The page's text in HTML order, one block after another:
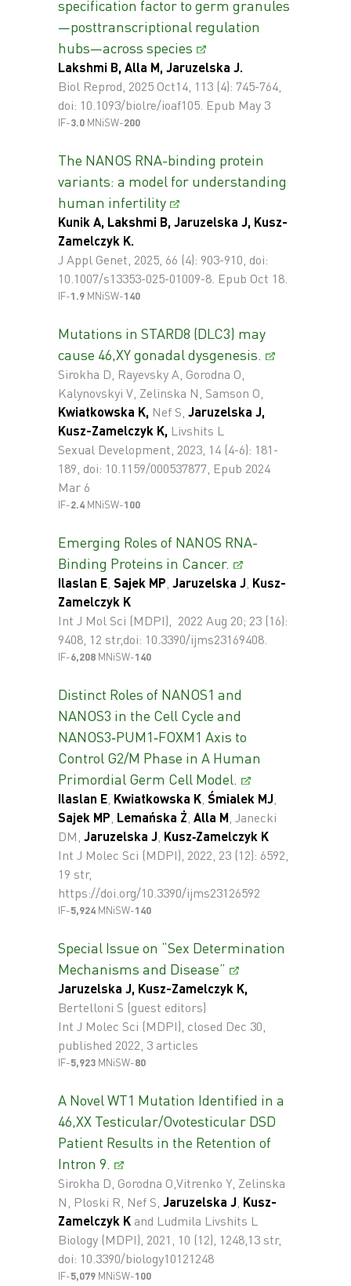
specification factor to germ granules
—posttranscriptional regulation
hubs—across species
Lakshmi B, Alla M, Jaruzelska J.
Biol Reprod, 2025 Oct14, 113 (4): 745-764,
doi: 10.1093/biolre/ioaf105. Epub May 3
IF-3.0 MNiSW-200
The NANOS RNA-binding protein
variants: a model for understanding
human infertility
Kunik A, Lakshmi B, Jaruzelska J, Kusz-
Zamelczyk K.
J Appl Genet, 2025, 66 (4): 903-910, doi:
10.1007/s13353-025-01009-8. Epub Oct 18.
IF-1.9 MNiSW-140
Mutations in STARD8 (DLC3) may
cause 46,XY gonadal dysgenesis.
Sirokha D, Rayevsky A, Gorodna O,
Kalynovskyi V, Zelinska N, Samson O,
Kwiatkowska K, Nef S, Jaruzelska J,
Kusz-Zamelczyk K, Livshits L
Sexual Development, 2023, 14 (4-6): 181-
189, doi: 10.1159/000537877, Epub 2024
Mar 6
IF-2.4 MNiSW-100
Emerging Roles of NANOS RNA-
Binding Proteins in Cancer.
Ilaslan E Sajek MP Jaruzelska J Kusz-
Zamelczyk K
Int J Mol Sci (MDPI), 2022 Aug 20; 23 (16):
9408, 12 str,doi: 10.3390/ijms23169408.
IF-6,208 MNiSW-140
Distinct Roles of NANOS1 and
NANOS3 in the Cell Cycle and
NANOS3‐PUM1‐FOXM1 Axis to
Control G2/M Phase in A Human
Primordial Germ Cell Model.
Ilaslan E Kwiatkowska K Śmialek MJ
Sajek MP Lemańska Ż Alla M , Janecki
DM, Jaruzelska J Kusz‐Zamelczyk K
Int J Molec Sci (MDPI), 2022, 23 (12): 6592,
19 str,
https://doi.org/10.3390/ijms23126592
IF-5,924 MNiSW-140
Special Issue on “Sex Determination
Mechanisms and Disease”
Jaruzelska J, Kusz-Zamelczyk K,
Bertelloni S (guest editors)
Int J Molec Sci (MDPI), closed Dec 30,
published 2022, 3 articles
IF-5,923 MNiSW-80
A Novel WT1 Mutation Identified in a
46,XX Testicular/Ovotesticular DSD
Patient Results in the Retention of
Intron 9.
Sirokha D, Gorodna O,Vitrenko Y, Zelinska
N, Ploski R, Nef S, Jaruzelska J Kusz-
Zamelczyk K and Ludmila Livshits L
Biology (MDPI), 2021, 10 (12), 1248,13 str,
doi: 10.3390/biology10121248
IF-5,079 MNiSW-100